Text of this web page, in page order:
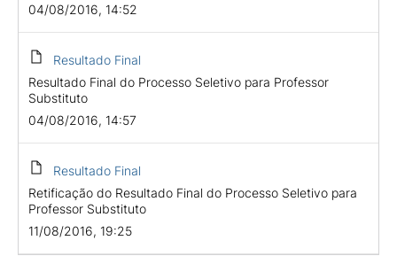
04/08/2016, 14:52
Resultado Final
Resultado Final do Processo Seletivo para Professor
Substituto
04/08/2016, 14:57
Resultado Final
Retificação do Resultado Final do Processo Seletivo para
Professor Substituto
11/08/2016, 19:25